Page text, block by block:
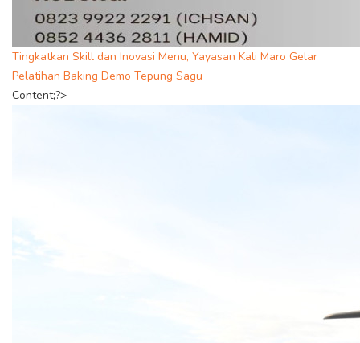
Tingkatkan Skill dan Inovasi Menu, Yayasan Kali Maro Gelar
Pelatihan Baking Demo Tepung Sagu
Content;?>